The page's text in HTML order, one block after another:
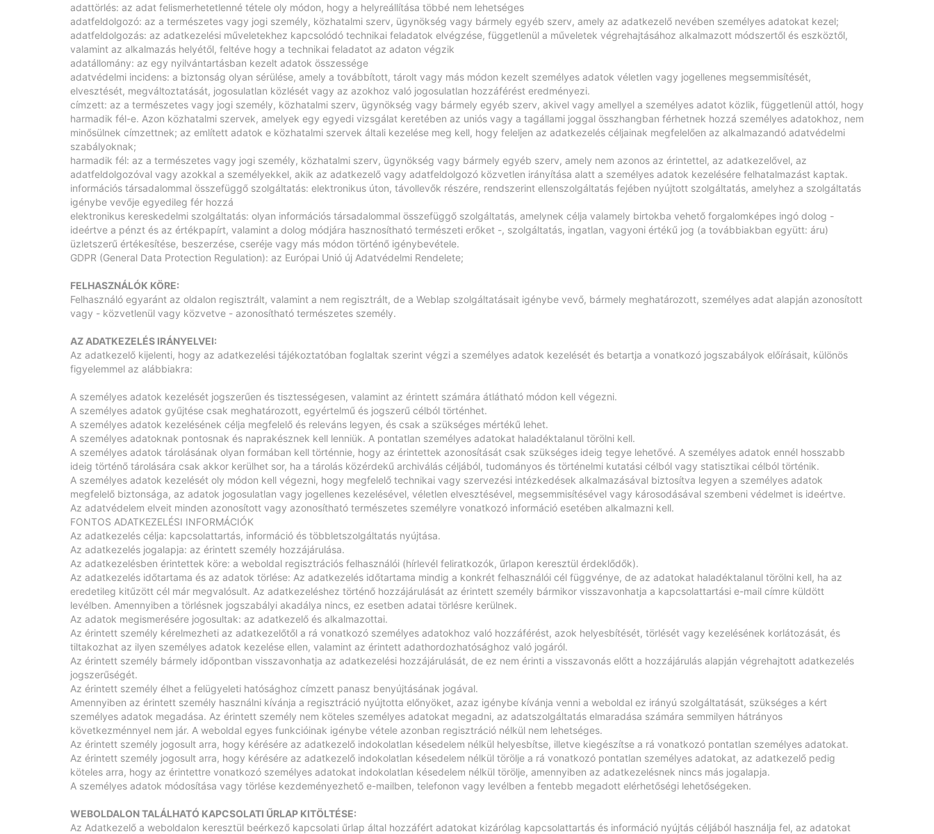
adattörlés: az adat felismerhetetlenné tétele oly módon, hogy a helyreállítása többé nem lehetséges
adatfeldolgozó: az a természetes vagy jogi személy, közhatalmi szerv, ügynökség vagy bármely egyéb szerv, amely az adatkezelő nevében személyes adatokat kezel;
adatfeldolgozás: az adatkezelési műveletekhez kapcsolódó technikai feladatok elvégzése, függetlenül a műveletek végrehajtásához alkalmazott módszertől és eszköztől,
valamint az alkalmazás helyétől, feltéve hogy a technikai feladatot az adaton végzik
adatállomány: az egy nyilvántartásban kezelt adatok összessége
adatvédelmi incidens: a biztonság olyan sérülése, amely a továbbított, tárolt vagy más módon kezelt személyes adatok véletlen vagy jogellenes megsemmisítését,
elvesztését, megváltoztatását, jogosulatlan közlését vagy az azokhoz való jogosulatlan hozzáférést eredményezi.
címzett: az a természetes vagy jogi személy, közhatalmi szerv, ügynökség vagy bármely egyéb szerv, akivel vagy amellyel a személyes adatot közlik, függetlenül attól, hogy
harmadik fél-e. Azon közhatalmi szervek, amelyek egy egyedi vizsgálat keretében az uniós vagy a tagállami joggal összhangban férhetnek hozzá személyes adatokhoz, nem
minősülnek címzettnek; az említett adatok e közhatalmi szervek általi kezelése meg kell, hogy feleljen az adatkezelés céljainak megfelelően az alkalmazandó adatvédelmi
szabályoknak;
harmadik fél: az a természetes vagy jogi személy, közhatalmi szerv, ügynökség vagy bármely egyéb szerv, amely nem azonos az érintettel, az adatkezelővel, az
adatfeldolgozóval vagy azokkal a személyekkel, akik az adatkezelő vagy adatfeldolgozó közvetlen irányítása alatt a személyes adatok kezelésére felhatalmazást kaptak.
információs társadalommal összefüggő szolgáltatás: elektronikus úton, távollevők részére, rendszerint ellenszolgáltatás fejében nyújtott szolgáltatás, amelyhez a szolgáltatás
igénybe vevője egyedileg fér hozzá
elektronikus kereskedelmi szolgáltatás: olyan információs társadalommal összefüggő szolgáltatás, amelynek célja valamely birtokba vehető forgalomképes ingó dolog -
ideértve a pénzt és az értékpapírt, valamint a dolog módjára hasznosítható természeti erőket -, szolgáltatás, ingatlan, vagyoni értékű jog (a továbbiakban együtt: áru)
üzletszerű értékesítése, beszerzése, cseréje vagy más módon történő igénybevétele.
GDPR (General Data Protection Regulation): az Európai Unió új Adatvédelmi Rendelete;
FELHASZNÁLÓK KÖRE:
Felhasználó egyaránt az oldalon regisztrált, valamint a nem regisztrált, de a Weblap szolgáltatásait igénybe vevő, bármely meghatározott, személyes adat alapján azonosított
vagy - közvetlenül vagy közvetve - azonosítható természetes személy.
AZ ADATKEZELÉS IRÁNYELVEI:
Az adatkezelő kijelenti, hogy az adatkezelési tájékoztatóban foglaltak szerint végzi a személyes adatok kezelését és betartja a vonatkozó jogszabályok előírásait, különös
figyelemmel az alábbiakra:
A személyes adatok kezelését jogszerűen és tisztességesen, valamint az érintett számára átlátható módon kell végezni.
A személyes adatok gyűjtése csak meghatározott, egyértelmű és jogszerű célból történhet.
A személyes adatok kezelésének célja megfelelő és releváns legyen, és csak a szükséges mértékű lehet.
A személyes adatoknak pontosnak és naprakésznek kell lenniük. A pontatlan személyes adatokat haladéktalanul törölni kell.
A személyes adatok tárolásának olyan formában kell történnie, hogy az érintettek azonosítását csak szükséges ideig tegye lehetővé. A személyes adatok ennél hosszabb
ideig történő tárolására csak akkor kerülhet sor, ha a tárolás közérdekű archiválás céljából, tudományos és történelmi kutatási célból vagy statisztikai célból történik.
A személyes adatok kezelését oly módon kell végezni, hogy megfelelő technikai vagy szervezési intézkedések alkalmazásával biztosítva legyen a személyes adatok
megfelelő biztonsága, az adatok jogosulatlan vagy jogellenes kezelésével, véletlen elvesztésével, megsemmisítésével vagy károsodásával szembeni védelmet is ideértve.
Az adatvédelem elveit minden azonosított vagy azonosítható természetes személyre vonatkozó információ esetében alkalmazni kell.
FONTOS ADATKEZELÉSI INFORMÁCIÓK
Az adatkezelés célja: kapcsolattartás, információ és többletszolgáltatás nyújtása.
Az adatkezelés jogalapja: az érintett személy hozzájárulása.
Az adatkezelésben érintettek köre: a weboldal regisztrációs felhasználói (hírlevél feliratkozók, űrlapon keresztül érdeklődők).
Az adatkezelés időtartama és az adatok törlése: Az adatkezelés időtartama mindig a konkrét felhasználói cél függvénye, de az adatokat haladéktalanul törölni kell, ha az
eredetileg kitűzött cél már megvalósult. Az adatkezeléshez történő hozzájárulását az érintett személy bármikor visszavonhatja a kapcsolattartási e-mail címre küldött
levélben. Amennyiben a törlésnek jogszabályi akadálya nincs, ez esetben adatai törlésre kerülnek.
Az adatok megismerésére jogosultak: az adatkezelő és alkalmazottai.
Az érintett személy kérelmezheti az adatkezelőtől a rá vonatkozó személyes adatokhoz való hozzáférést, azok helyesbítését, törlését vagy kezelésének korlátozását, és
tiltakozhat az ilyen személyes adatok kezelése ellen, valamint az érintett adathordozhatósághoz való jogáról.
Az érintett személy bármely időpontban visszavonhatja az adatkezelési hozzájárulását, de ez nem érinti a visszavonás előtt a hozzájárulás alapján végrehajtott adatkezelés
jogszerűségét.
Az érintett személy élhet a felügyeleti hatósághoz címzett panasz benyújtásának jogával.
Amennyiben az érintett személy használni kívánja a regisztráció nyújtotta előnyöket, azaz igénybe kívánja venni a weboldal ez irányú szolgáltatását, szükséges a kért
személyes adatok megadása. Az érintett személy nem köteles személyes adatokat megadni, az adatszolgáltatás elmaradása számára semmilyen hátrányos
következménnyel nem jár. A weboldal egyes funkcióinak igénybe vétele azonban regisztráció nélkül nem lehetséges.
Az érintett személy jogosult arra, hogy kérésére az adatkezelő indokolatlan késedelem nélkül helyesbítse, illetve kiegészítse a rá vonatkozó pontatlan személyes adatokat.
Az érintett személy jogosult arra, hogy kérésére az adatkezelő indokolatlan késedelem nélkül törölje a rá vonatkozó pontatlan személyes adatokat, az adatkezelő pedig
köteles arra, hogy az érintettre vonatkozó személyes adatokat indokolatlan késedelem nélkül törölje, amennyiben az adatkezelésnek nincs más jogalapja.
A személyes adatok módosítása vagy törlése kezdeményezhető e-mailben, telefonon vagy levélben a fentebb megadott elérhetőségi lehetőségeken.
WEBOLDALON TALÁLHATÓ KAPCSOLATI ŰRLAP KITÖLTÉSE:
Az Adatkezelő a weboldalon keresztül beérkező kapcsolati űrlap által hozzáfért adatokat kizárólag kapcsolattartás és információ nyújtás céljából használja fel, az adatokat